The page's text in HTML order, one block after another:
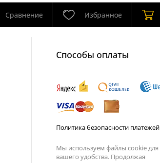
Сравнение Избранное
Способы оплаты
Политика безопасности платежей
Мы используем файлы cookie для
вашего удобства. Продолжая